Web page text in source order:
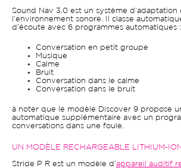
Sound Nav 3.0 est un système d’adaptation
l’environnement sonore. Il classe
d’écoute avec 6 programmes automatiques :
Conversation en petit groupe
Musique
Calme
Bruit
Conversation dans le calme
Conversation dans le bruit
à noter que le modèle Discover 9 propose
automatique supplémentaire avec un
conversations dans une foule.
UN MODÈLE RECHARGEABLE LITHIUM-ION
Stride P R est un modèle d’appareil auditif